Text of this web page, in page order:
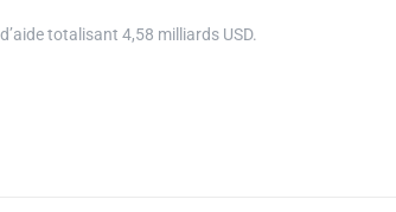
totalisant 4,58 milliards USD.